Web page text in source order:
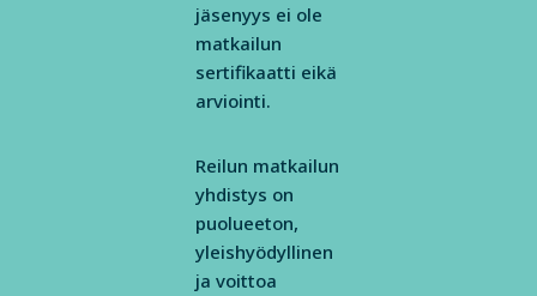
jäsenyys ei ole
matkailun
sertifikaatti eikä
arviointi.
Reilun matkailun
yhdistys on
puolueeton,
yleishyödyllinen
ja voittoa